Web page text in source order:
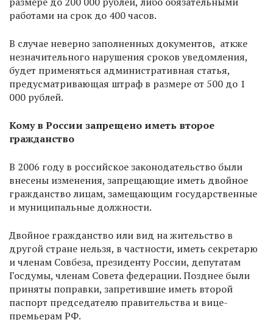
работами на срок до 400 часов.
В случае неверно заполненных документов, аткже
незначительного нарушения сроков уведомления,
будет применяться административная статья,
предусматривающая штраф в размере от 500 до 1
000 рублей.
Кому в России запрещено иметь второе
гражданство
В 2006 году в российское законодательство были
внесены изменения, запрещающие иметь двойное
гражданство лицам, замещающим государственные
и муниципальные должности.
Двойное гражданство или вид на жительство в
другой стране нельзя, в частности, иметь секретарю
и членам Совбеза, президенту России, депутатам
Госдумы, членам Совета федерации. Позднее были
приняты поправки, запретившие иметь второй
паспорт председателю правительства и вице-
премьерам РФ.